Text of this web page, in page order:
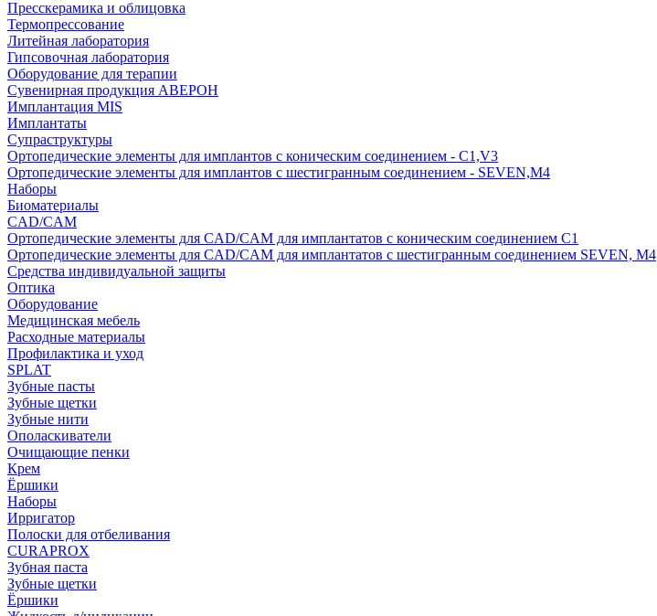
Пресскерамика и облицовка
Термопрессование
Литейная лаборатория
Гипсовочная лаборатория
Оборудование для терапии
Сувенирная продукция АВЕРОН
Имплантация MIS
Имплантаты
Супраструктуры
Ортопедические элементы для имплантов с коническим соединением - C1,V3
Ортопедические элементы для имплантов с шестигранным соединением - SEVEN,M4
Наборы
Биоматериалы
CAD/CAM
Ортопедические элементы для CAD/CAM для имплантатов с коническим соединением С1
Ортопедические элементы для CAD/CAM для имплантатов с шестигранным соединением SEVEN, М4
Средства индивидуальной защиты
Оптика
Оборудование
Медицинская мебель
Расходные материалы
Профилактика и уход
SPLAT
Зубные пасты
Зубные щетки
Зубные нити
Ополаскиватели
Очищающие пенки
Крем
Ёршики
Наборы
Ирригатор
Полоски для отбеливания
CURAPROX
Зубная паста
Зубные щетки
Ёршики